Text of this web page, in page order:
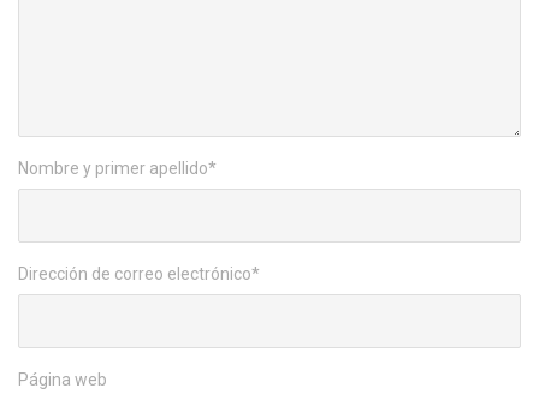
Nombre y primer apellido*
Dirección de correo electrónico*
Página web